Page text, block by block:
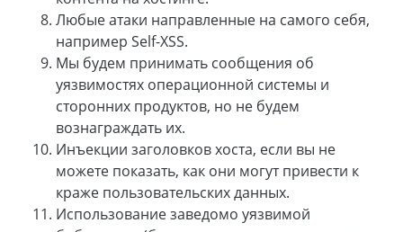
Любые атаки направленные на самого себя,
например Self-XSS.
Мы будем принимать сообщения об
уязвимостях операционной системы и
сторонних продуктов, но не будем
вознаграждать их.
Инъекции заголовков хоста, если вы не
можете показать, как они могут привести к
краже пользовательских данных.
Использование заведомо уязвимой